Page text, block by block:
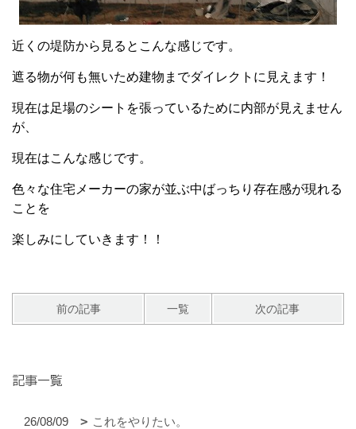
近くの堤防から見るとこんな感じです。
遮る物が何も無いため建物までダイレクトに見えます！
現在は足場のシートを張っているために内部が見えません
が、
現在はこんな感じです。
色々な住宅メーカーの家が並ぶ中ばっちり存在感が現れる
ことを
楽しみにしていきます！！
前の記事 一覧 次の記事
記事一覧
26/08/09 これをやりたい。